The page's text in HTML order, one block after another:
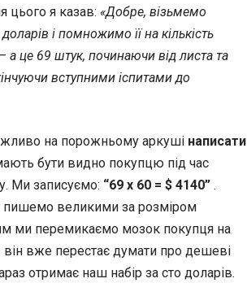
цього я казав: «Добре, візьмемо
і помножимо її на кількість
а це 69 штук, починаючи від листа та
вступними іспитами до
на порожньому аркуші написати
бути видно покупцю під час
Ми записуємо: “69 х 60 = $ 4140” .
пишемо великими за розміром
ми перемикаємо мозок покупця на
він вже перестає думати про дешеві
отримає наш набір за сто доларів.